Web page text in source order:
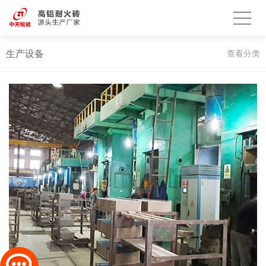
生产设备 查看分类